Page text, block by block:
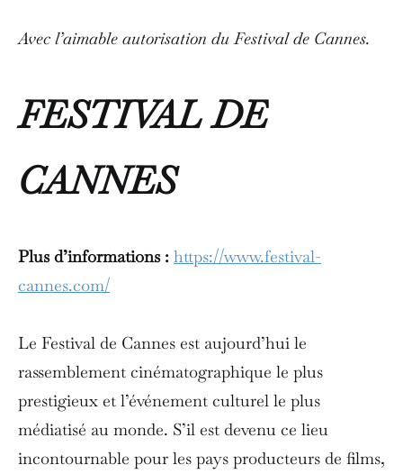
Avec l’aimable autorisation du Festival de Cannes.
FESTIVAL DE
CANNES
Plus d’informations : https://www.festival-
cannes.com/
Le Festival de Cannes est aujourd’hui le
rassemblement cinématographique le plus
prestigieux et l’événement culturel le plus
médiatisé au monde. S’il est devenu ce lieu
incontournable pour les pays producteurs de films,